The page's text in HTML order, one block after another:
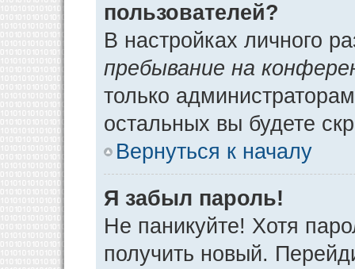
пользователей?
В настройках личного
пребывание на
только
остальных вы будете
Вернуться к началу
Я забыл пароль!
Не паникуйте! Хотя
получить новый.